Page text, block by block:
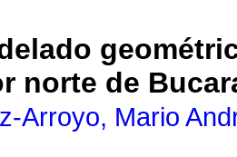
norte de
Arroyo, Mario